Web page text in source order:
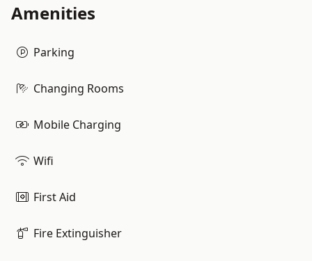
Amenities
Parking
Changing Rooms
Mobile Charging
Wifi
First Aid
Fire Extinguisher